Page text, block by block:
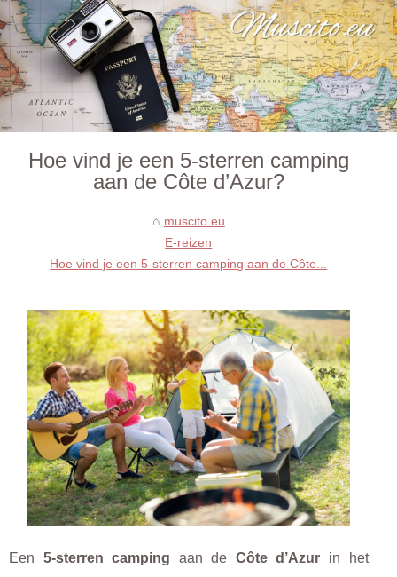
Hoe vind je een 5-sterren camping
aan de Côte d’Azur?
muscito.eu
E-reizen
Hoe vind je een 5-sterren camping aan de Côte...
Een 5-sterren camping aan de Côte d’Azur in het